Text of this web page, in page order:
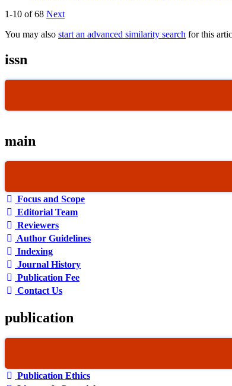
1-10 of 68 Next
You may also start an advanced similarity search for this
issn
main
Focus and Scope
Editorial Team
Reviewers
Author Guidelines
Indexing
Journal History
Publication Fee
Contact Us
publication
Publication Ethics